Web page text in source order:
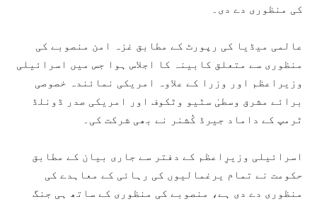
کی منظوری دے دی۔
عالمی میڈیا کی رپورٹ کے مطابق غزہ امن منصوبے کی
منظوری سے متعلق کابینہ کا اجلاس ہوا جس میں اسرائیلی
وزیراعظم اور وزرا کے علاوہ امریکی نمائندہ خصوصی
برائے مشرق وسطیٰ سٹیو وٹکوف اور امریکی صدر ڈونلڈ
ٹرمپ کے داماد جیرڈ کُشنر نے بھی شرکت کی۔
اسرائیلی وزیرِاعظم کے دفتر سے جاری بیان کے مطابق
حکومت نے تمام یرغمالیوں کی رہائی کے معاہدے کی
منظوری دے دی ہے، منصوبے کی منظوری کے ساتھ ہی جنگ